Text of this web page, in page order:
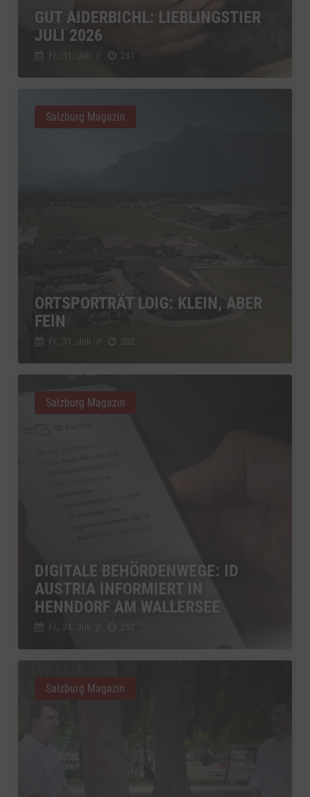
GUT AIDERBICHL: LIEBLINGSTIER
JULI 2026
Fr., 31. Juli // 281
ORTSPORTRÄT LOIG: KLEIN, ABER
FEIN
Fr., 31. Juli // 202
Salzburg Magazin
DIGITALE BEHÖRDENWEGE: ID
AUSTRIA INFORMIERT IN
HENNDORF AM WALLERSEE
Fr., 24. Juli 252
Salzburg Magazin
Salzburg Magazin